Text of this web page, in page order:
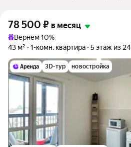
78 500 ₽ в месяц
Вернём 10%
43 м²
1-комн. квартира 5 этаж из 24
3D-тур новостройка